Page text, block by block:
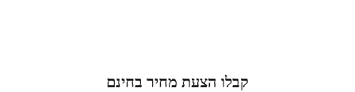
קבלו הצעת מחיר בחינם